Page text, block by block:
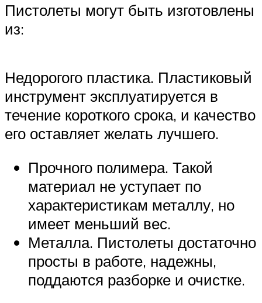
Пистолеты могут быть изготовлены
из:
Недорогого пластика. Пластиковый
инструмент эксплуатируется в
течение короткого срока, и качество
его оставляет желать лучшего.
Прочного полимера. Такой
материал не уступает по
характеристикам металлу, но
имеет меньший вес.
Металла. Пистолеты достаточно
просты в работе, надежны,
поддаются разборке и очистке.